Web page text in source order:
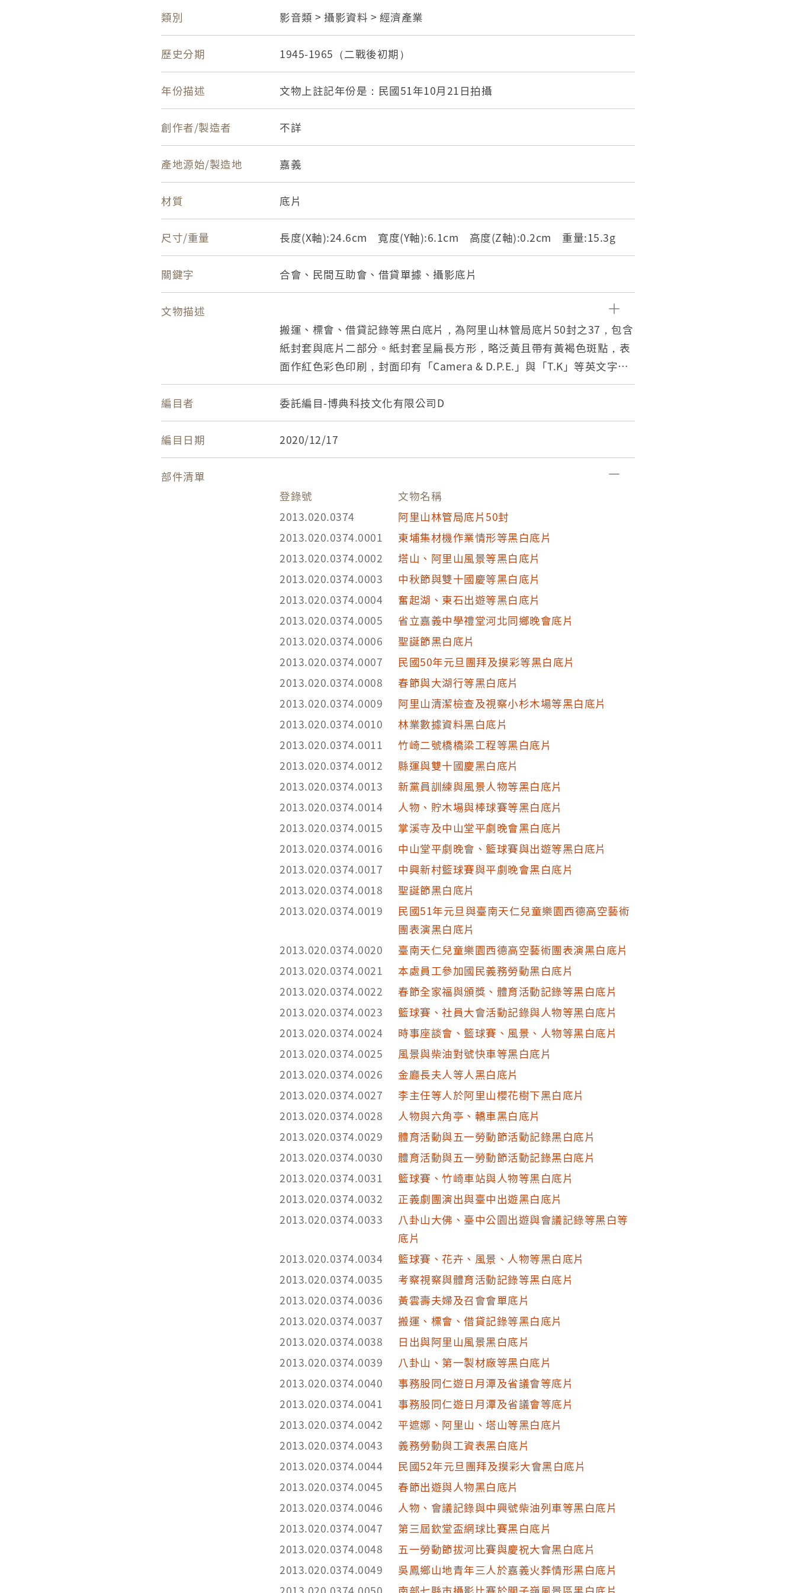
類別 影音類 > 攝影資料 > 經濟產業
歷史分期 1945-1965（二戰後初期）
年份描述 文物上註記年份是：民國51年10月21日拍攝
創作者/製造者 不詳
產地源始/製造地 嘉義
材質 底片
尺寸/重量 長度(X軸):24.6cm 寬度(Y軸):6.1cm 高度(Z軸):0.2cm 重量:15.3g
關鍵字 合會、民間互助會、借貸單據、攝影底片
文物描述
搬運、標會、借貸記錄等黑白底片，為阿里山林管局底片50封之37，包含
紙封套與底片二部分。紙封套呈扁長方形，略泛黃且帶有黃褐色斑點，表
面作紅色彩色印刷，封面印有「Camera & D.P.E.」與「T.K」等英文字
樣，右側印「照相材料」四字，封底上方印有「NO.」、「MR」與「年、
月、日」等字，下方印有「TONG-KI D.P.E. SERVICE STATION」和「通記
照相材料行」之商家中英文字樣，以及地址與電話，並以手寫標註編號
「124」，日期「51年10月17-21日」，以及「17/10李袁崇利用消防車搬
行李家具等」、「18/10黃雲壽□□□前在家門口講話」、「19.21/10黃曾
招妹標會情形」、「19.20/10黃曾招妹向人借錢借條（五張）」等影像內
容資訊。封套採三段摺疊方式開闔，內側下半部黏有一層薄膜，用來保護
底片，將底片放入後向上摺起以訂書針固定，呈信封狀，開口頂端作一半
圓形凸出與一半圓形切口，下摺後可插入下半部中央的U形切口固定。底
疊放置，主題為搬運、標會等活動與借款單據記錄。
編目者 委託編目-博典科技文化有限公司D
編目日期 2020/12/17
部件清單
登錄號
文物名稱
2013.020.0374
阿里山林管局底片50封
2013.020.0374.0001
東埔集材機作業情形等黑白底片
2013.020.0374.0002
塔山、阿里山風景等黑白底片
2013.020.0374.0003
中秋節與雙十國慶等黑白底片
2013.020.0374.0004
奮起湖、東石出遊等黑白底片
2013.020.0374.0005
省立嘉義中學禮堂河北同鄉晚會底片
2013.020.0374.0006
聖誕節黑白底片
2013.020.0374.0007
民國50年元旦團拜及摸彩等黑白底片
2013.020.0374.0008
春節與大湖行等黑白底片
2013.020.0374.0009
阿里山清潔檢查及視察小杉木場等黑白底片
2013.020.0374.0010
林業數據資料黑白底片
2013.020.0374.0011
竹崎二號橋橋梁工程等黑白底片
2013.020.0374.0012
縣運與雙十國慶黑白底片
2013.020.0374.0013
新黨員訓練與風景人物等黑白底片
2013.020.0374.0014
人物、貯木場與棒球賽等黑白底片
2013.020.0374.0015
掌溪寺及中山堂平劇晚會黑白底片
2013.020.0374.0016
中山堂平劇晚會、籃球賽與出遊等黑白底片
2013.020.0374.0017
中興新村籃球賽與平劇晚會黑白底片
2013.020.0374.0018
聖誕節黑白底片
2013.020.0374.0019
民國51年元旦與臺南天仁兒童樂園西德高空藝術
團表演黑白底片
2013.020.0374.0020
臺南天仁兒童樂園西德高空藝術團表演黑白底片
2013.020.0374.0021
本處員工參加國民義務勞動黑白底片
2013.020.0374.0022
春節全家福與頒獎、體育活動記錄等黑白底片
2013.020.0374.0023
籃球賽、社員大會活動記錄與人物等黑白底片
2013.020.0374.0024
時事座談會、籃球賽、風景、人物等黑白底片
2013.020.0374.0025
風景與柴油對號快車等黑白底片
2013.020.0374.0026
金廳長夫人等人黑白底片
2013.020.0374.0027
李主任等人於阿里山櫻花樹下黑白底片
2013.020.0374.0028
人物與六角亭、轎車黑白底片
2013.020.0374.0029
體育活動與五一勞動節活動記錄黑白底片
2013.020.0374.0030
體育活動與五一勞動節活動記錄黑白底片
2013.020.0374.0031
籃球賽、竹崎車站與人物等黑白底片
2013.020.0374.0032
正義劇團演出與臺中出遊黑白底片
2013.020.0374.0033
八卦山大佛、臺中公園出遊與會議記錄等黑白等
底片
2013.020.0374.0034
籃球賽、花卉、風景、人物等黑白底片
2013.020.0374.0035
考察視察與體育活動記錄等黑白底片
2013.020.0374.0036
黃雲壽夫婦及召會會單底片
2013.020.0374.0037
搬運、標會、借貸記錄等黑白底片
2013.020.0374.0038
日出與阿里山風景黑白底片
2013.020.0374.0039
八卦山、第一製材廠等黑白底片
2013.020.0374.0040
事務股同仁遊日月潭及省議會等底片
2013.020.0374.0041
事務股同仁遊日月潭及省議會等底片
2013.020.0374.0042
平遮娜、阿里山、塔山等黑白底片
2013.020.0374.0043
義務勞動與工資表黑白底片
2013.020.0374.0044
民國52年元旦團拜及摸彩大會黑白底片
2013.020.0374.0045
春節出遊與人物黑白底片
2013.020.0374.0046
人物、會議記錄與中興號柴油列車等黑白底片
2013.020.0374.0047
第三屆欽堂盃網球比賽黑白底片
2013.020.0374.0048
五一勞動節拔河比賽與慶祝大會黑白底片
2013.020.0374.0049
吳鳳鄉山地青年三人於嘉義火葬情形黑白底片